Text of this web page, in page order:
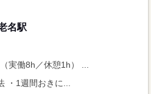
名駅
実働8h／休憩1h） ...
・1週間おきに...